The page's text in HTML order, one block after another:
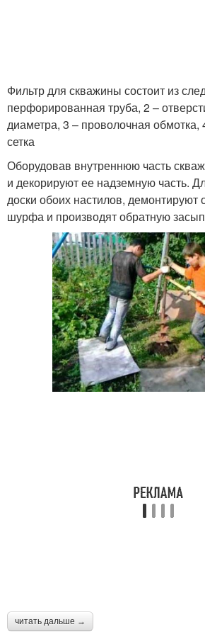
Фильтр для скважины состоит из
перфорированная труба, 2 –
диаметра, 3 – проволочная обмотка,
сетка
Оборудовав внутреннюю часть
и декорируют ее надземную часть.
доски обоих настилов, демонтируют
шурфа и производят обратную
читать дальше →